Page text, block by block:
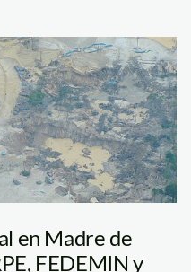
en Madre de
FEDEMIN y